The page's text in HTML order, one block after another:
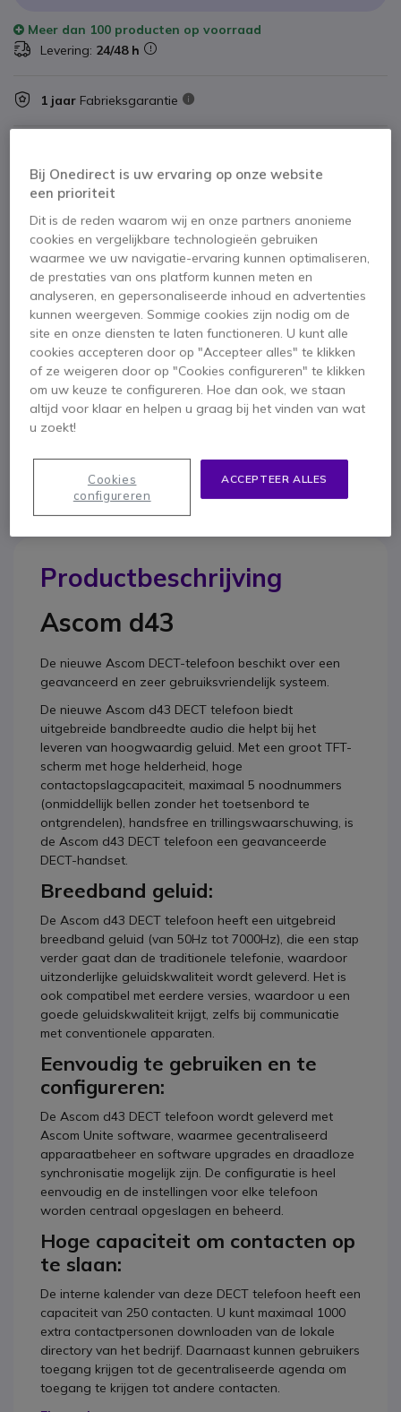
Meer dan 100 producten op voorraad
Levering: 24/48 h
1 jaar Fabrieksgarantie
Belangrijkste kenmerken
DECT telefoon met helder verlicht kleurenscherm
Geweldige geluidskwaliteit: Breedband audio
Ascom Unite Software: Gecentraliseerd Apparaatbeheer
Agenda: centraal (onbeperkt) bedrijf (1000 contacten) en
lokaal (250 contacten)
Tot 5 noodnummers
Gemakkelijke configuratie
Aansluiting voor hoofdtelefoonaansluiting 3.5
Toon meer
Meegeleverd in de doos
1x Ascom d43 DECT telefoon
Productbeschrijving
Ascom d43
De nieuwe Ascom DECT-telefoon beschikt over een
geavanceerd en zeer gebruiksvriendelijk systeem.
De nieuwe Ascom d43 DECT telefoon biedt
uitgebreide bandbreedte audio die helpt bij het
leveren van hoogwaardig geluid. Met een groot TFT-
scherm met hoge helderheid, hoge
contactopslagcapaciteit, maximaal 5 noodnummers
(onmiddellijk bellen zonder het toetsenbord te
ontgrendelen), handsfree en trillingswaarschuwing, is
de Ascom d43 DECT telefoon een geavanceerde
DECT-handset.
Breedband geluid:
De Ascom d43 DECT telefoon heeft een uitgebreid
breedband geluid (van 50Hz tot 7000Hz), die een stap
verder gaat dan de traditionele telefonie, waardoor
uitzonderlijke geluidskwaliteit wordt geleverd. Het is
ook compatibel met eerdere versies, waardoor u een
goede geluidskwaliteit krijgt, zelfs bij communicatie
met conventionele apparaten.
Eenvoudig te gebruiken en te
configureren:
De Ascom d43 DECT telefoon wordt geleverd met
Ascom Unite software, waarmee gecentraliseerd
apparaatbeheer en software upgrades en draadloze
synchronisatie mogelijk zijn. De configuratie is heel
eenvoudig en de instellingen voor elke telefoon
worden centraal opgeslagen en beheerd.
Hoge capaciteit om contacten op
te slaan:
De interne kalender van deze DECT telefoon heeft een
capaciteit van 250 contacten. U kunt maximaal 1000
extra contactpersonen downloaden van de lokale
directory van het bedrijf. Daarnaast kunnen gebruikers
toegang krijgen tot de gecentraliseerde agenda om
toegang te krijgen tot andere contacten.
Bij Onedirect is uw ervaring op onze website
een prioriteit
Dit is de reden waarom wij en onze partners anonieme
cookies en vergelijkbare technologieën gebruiken
waarmee we uw navigatie-ervaring kunnen optimaliseren,
de prestaties van ons platform kunnen meten en
analyseren, en gepersonaliseerde inhoud en advertenties
kunnen weergeven. Sommige cookies zijn nodig om de
site en onze diensten te laten functioneren. U kunt alle
cookies accepteren door op "Accepteer alles" te klikken
of ze weigeren door op "Cookies configureren" te klikken
om uw keuze te configureren. Hoe dan ook, we staan
altijd voor klaar en helpen u graag bij het vinden van wat
u zoekt!
ACCEPTEER ALLES
Cookies
configureren